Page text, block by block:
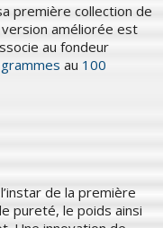
première collection de
améliorée est
au fondeur
au 100
de la première
pureté, le poids ainsi